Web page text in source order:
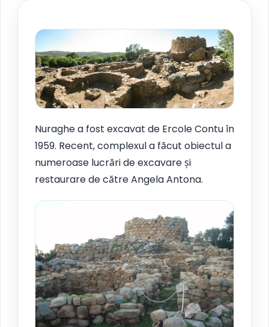
Nuraghe a fost excavat de Ercole Contu în
1959. Recent, complexul a făcut obiectul a
numeroase lucrări de excavare și
restaurare de către Angela Antona.